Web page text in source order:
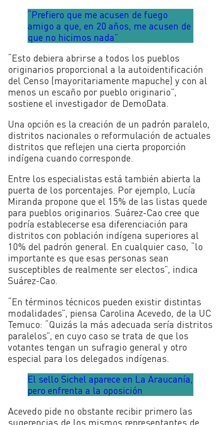
“Prefiero que me acusen de fuego
amigo a que, en 20 años, me acusen de
que no hicimos nada”
“Esto debiera abrirse a todos los pueblos
originarios proporcional a la autoidentificación
del Censo (mayoritariamente mapuche) y con al
menos un escaño por pueblo originario”,
sostiene el investigador de DemoData.
Una opción es la creación de un padrón paralelo,
distritos nacionales o reformulación de actuales
distritos que reflejen una cierta proporción
indígena cuando corresponde.
Entre los especialistas está también abierta la
puerta de los porcentajes. Por ejemplo, Lucía
Miranda propone que el 15% de las listas quede
para pueblos originarios. Suárez-Cao cree que
podría establecerse esa diferenciación para
distritos con población indígena superiores al
10% del padrón general. En cualquier caso, “lo
importante es que esas personas sean
susceptibles de realmente ser electos”, indica
Suárez-Cao.
“En términos técnicos pueden existir distintas
modalidades”, piensa Carolina Acevedo, de la UC
Temuco: “Quizás la más adecuada sería distritos
paralelos”, en cuyo caso se trata de que los
votantes tengan un sufragio general y otro
especial para los delegados indígenas.
El sello Sichel aparece en La Araucanía,
pero enfrenta a la oposición
Acevedo pide no obstante recibir primero las
sugerencias de los mismos representantes de